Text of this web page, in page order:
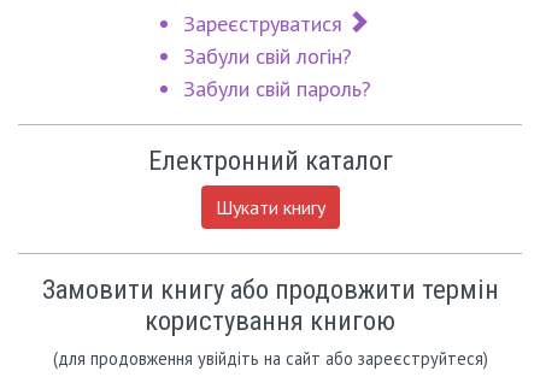
Зареєструватися
Забули свій логін?
Забули свій пароль?
Електронний каталог
Шукати книгу
Замовити книгу або продовжити термін
користування книгою
(для продовження увійдіть на сайт або зареєструйтеся)